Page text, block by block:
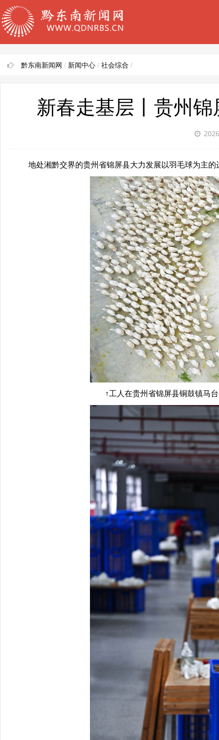
黔东南新闻网 / 新闻中心 / 社会综合 /
新春走基层丨贵州
地处湘黔交界的贵州省锦屏县大力发展以羽毛球为主的
↑工人在贵州省锦屏县铜鼓镇马台